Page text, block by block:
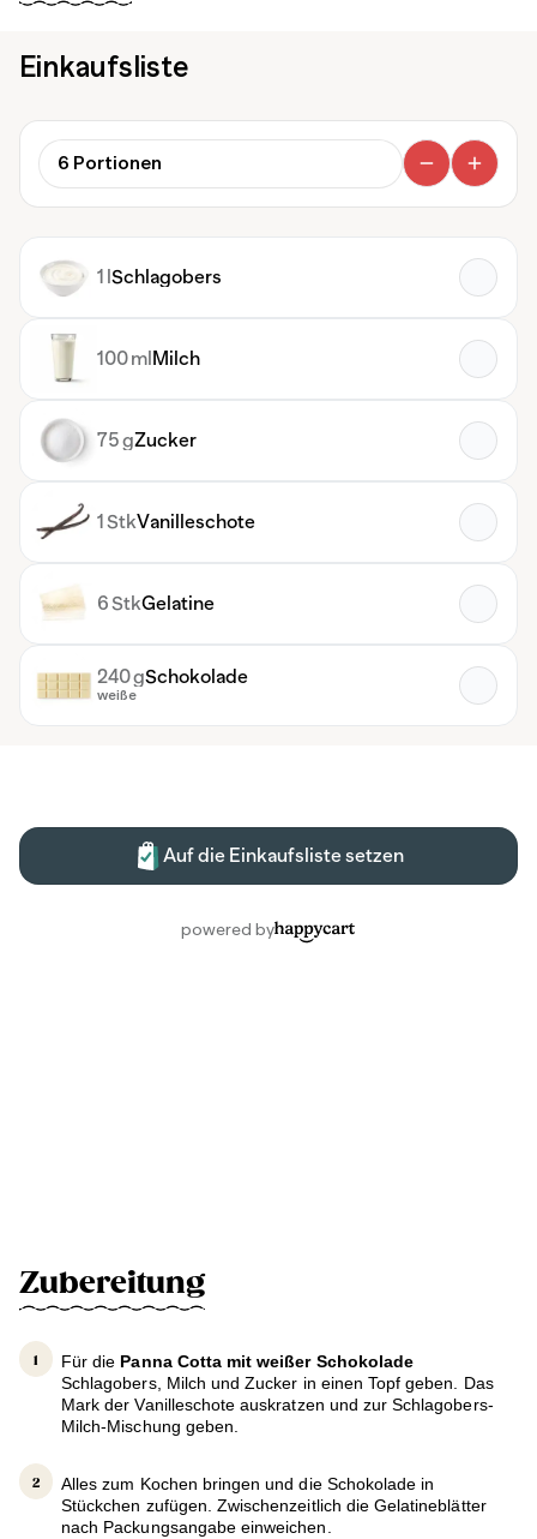
Zubereitung
Für die Panna Cotta mit weißer Schokolade
Schlagobers, Milch und Zucker in einen Topf geben. Das
Mark der Vanilleschote auskratzen und zur Schlagobers-
Milch-Mischung geben.
Alles zum Kochen bringen und die Schokolade in
Stückchen zufügen. Zwischenzeitlich die Gelatineblätter
nach Packungsangabe einweichen.